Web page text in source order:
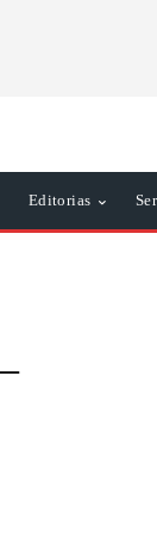
Editorias